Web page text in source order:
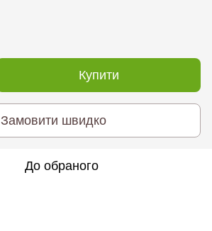
Купити
Замовити швидко
До обраного